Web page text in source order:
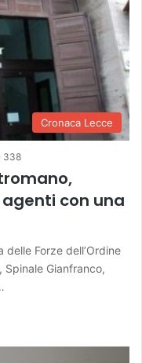
Cronaca Lecce
338
con una
delle Forze dell’Ordine
Gianfranco,